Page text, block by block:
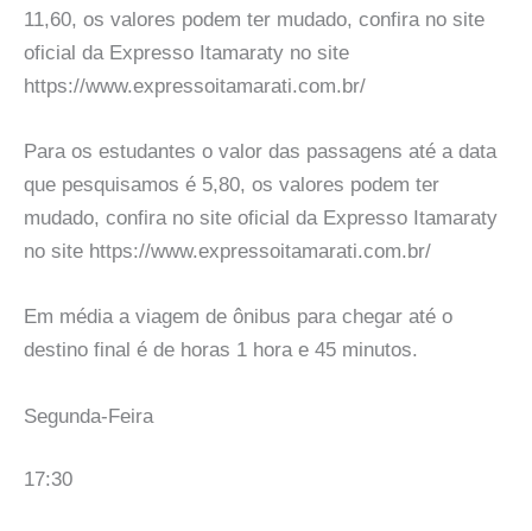
11,60, os valores podem ter mudado, confira no site
oficial da Expresso Itamaraty no site
https://www.expressoitamarati.com.br/
Para os estudantes o valor das passagens até a data
que pesquisamos é 5,80, os valores podem ter
mudado, confira no site oficial da Expresso Itamaraty
no site https://www.expressoitamarati.com.br/
Em média a viagem de ônibus para chegar até o
destino final é de horas 1 hora e 45 minutos.
Segunda-Feira
17:30